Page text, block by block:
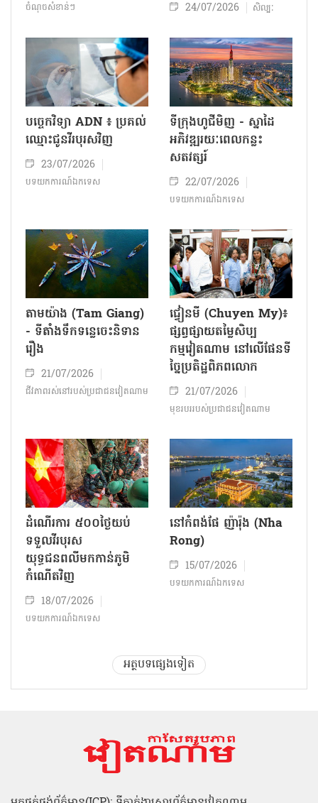
ចំណុចសំខាន់ៗ 24/07/2026 សិល្បៈ
បច្ចេកវិទ្យា ADN ៖ ប្រគល់
ឈ្មោះជូនវីរបុរសវិញ
23/07/2026
បទយកការណ៍ឯកទេស
ទីក្រុងហូជីមិញ - ស្នាដៃ
អភិវឌ្ឍរយៈពេលកន្លះ
សតវត្សរ៍
22/07/2026
បទយកការណ៍ឯកទេស
តាមយ៉ាង (Tam Giang)
- ទីតាំងទឹកទន្លេចេះនិទាន
រឿង
21/07/2026
ជីវភាពរស់នៅរបស់ប្រជាជន​វៀតណាម
ជ្វៀនមី (Chuyen My)៖
ផ្សព្វផ្សាយតម្លៃសិប្ប
កម្មវៀតណាម នៅលើផែនទី
ច្នៃប្រតិដ្ឋពិភពលោក
21/07/2026
មុខរបររបស់ប្រជាជនវៀតណាម
ដំណើរការ ៥០០ថ្ងៃយប់
ទទួលវីរបុរស
យុទ្ធជនពលីមកកាន់ភូមិ
កំណើតវិញ
18/07/2026
បទយកការណ៍ឯកទេស
នៅកំពង់ផែ ញ៉ារ៉ុង (Nha
Rong)
15/07/2026
បទយកការណ៍ឯកទេស
អត្ថបទផ្សេងទៀត